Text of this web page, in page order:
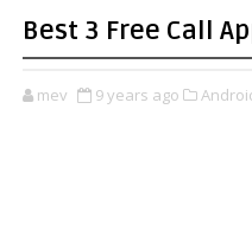
Best 3 Free Call
mev 9 years ago